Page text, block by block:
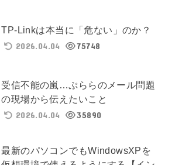
TP-Linkは本当に「危ない」のか？
2026.04.04
75748
受信不能の嵐…ぷららのメール問題
の現場から伝えたいこと
2026.04.04
35890
最新のパソコンでもWindowsXPを